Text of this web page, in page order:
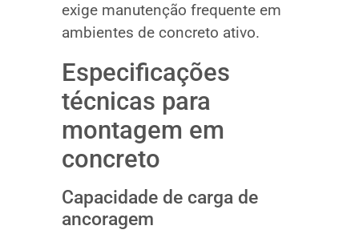
exige manutenção frequente em
ambientes de concreto ativo.
Especificações
técnicas para
montagem em
concreto
Capacidade de carga de
ancoragem